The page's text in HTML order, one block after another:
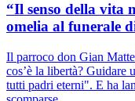
“Il senso della vita
omelia al funerale
Il parroco don Gian
cos’è la libertà? Guidare
tutti padri eterni". E ha